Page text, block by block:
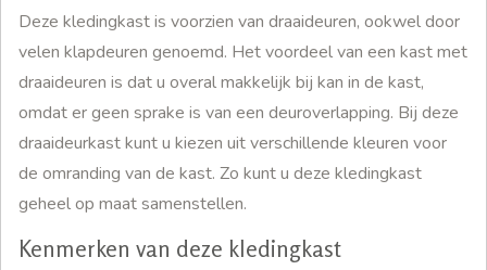
Deze kledingkast is voorzien van draaideuren, ookwel door
velen klapdeuren genoemd. Het voordeel van een kast met
draaideuren is dat u overal makkelijk bij kan in de kast,
omdat er geen sprake is van een deuroverlapping. Bij deze
draaideurkast kunt u kiezen uit verschillende kleuren voor
de omranding van de kast. Zo kunt u deze kledingkast
geheel op maat samenstellen.
Kenmerken van deze kledingkast